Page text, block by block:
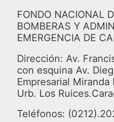
FONDO NACIONAL
BOMBERAS Y
EMERGENCIA DE
Dirección: Av.
con esquina Av.
Empresarial Miranda
Urb. Los
Teléfonos: